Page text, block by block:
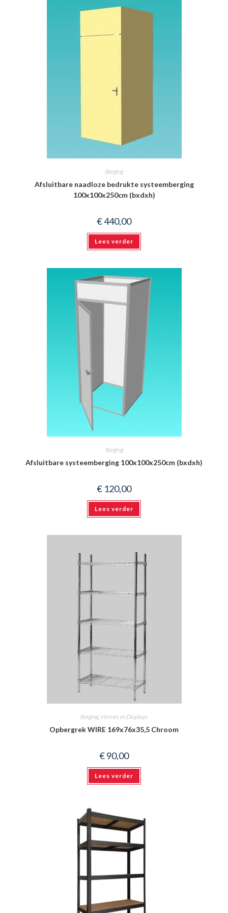
Berging
Afsluitbare naadloze bedrukte systeemberging
100x100x250cm (bxdxh)
€440,00
Lees verder
Berging
Afsluitbare systeemberging 100x100x250cm (bxdxh)
€ 120,00
Lees verder
Berging, Vitrines en Displays
Opbergrek WIRE 169x76x35,5 Chroom
€90,00
Lees verder